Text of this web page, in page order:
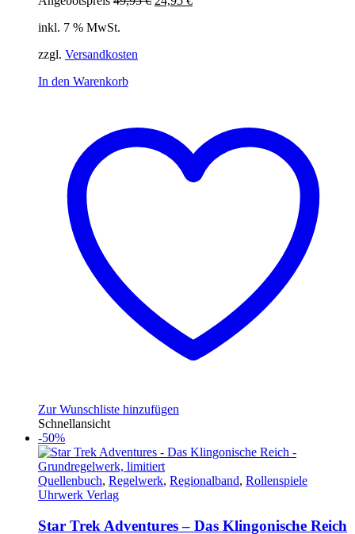
inkl. 7 % MwSt.
zzgl. Versandkosten
In den Warenkorb
Zur Wunschliste hinzufügen
Schnellansicht
-50%
Quellenbuch, Regelwerk, Regionalband, Rollenspiele
Uhrwerk Verlag
Star Trek Adventures – Das Klingonische Reich